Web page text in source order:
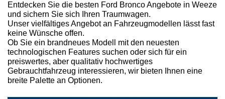
Entdecken Sie die besten Ford Bronco Angebote in Weeze
und sichern Sie sich Ihren Traumwagen.
Unser vielfältiges Angebot an Fahrzeugmodellen lässt fast
keine Wünsche offen.
Ob Sie ein brandneues Modell mit den neuesten
technologischen Features suchen oder sich für ein
preiswertes, aber qualitativ hochwertiges
Gebrauchtfahrzeug interessieren, wir bieten Ihnen eine
breite Palette an Optionen.